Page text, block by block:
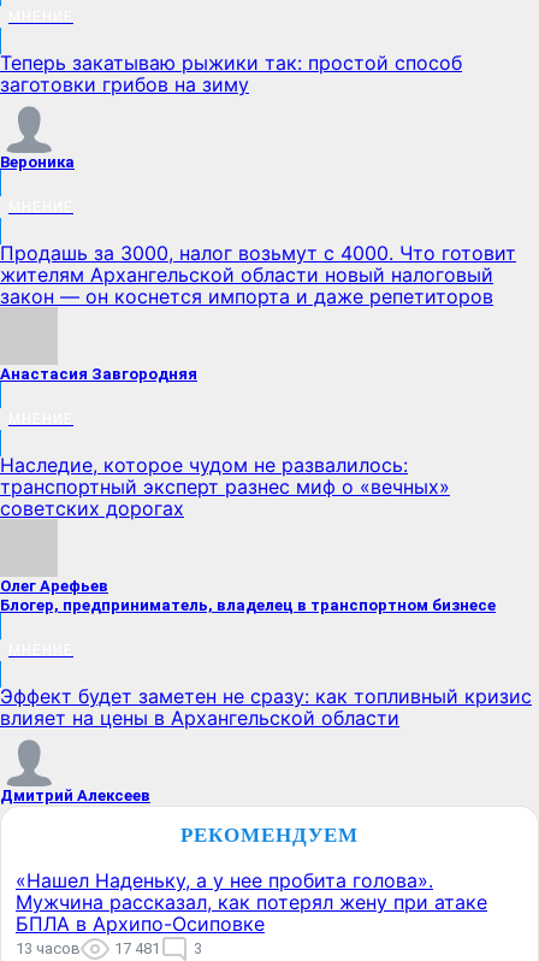
Теперь закатываю рыжики так: простой способ
заготовки грибов на зиму
Вероника
Продашь за 3000, налог возьмут с 4000. Что готовит
жителям Архангельской области новый налоговый
закон — он коснется импорта и даже репетиторов
Анастасия Завгородняя
Наследие, которое чудом не развалилось:
транспортный эксперт разнес миф о «вечных»
советских дорогах
Олег Арефьев
Блогер, предприниматель, владелец в транспортном бизнесе
Эффект будет заметен не сразу: как топливный кризис
влияет на цены в Архангельской области
Дмитрий Алексеев
РЕКОМЕНДУЕМ
«Нашел Наденьку, а у нее пробита голова».
Мужчина рассказал, как потерял жену при атаке
БПЛА в Архипо-Осиповке
13 часов 17 481 3